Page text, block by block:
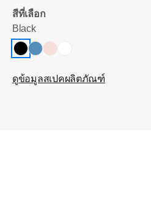
สีที่เลือก
Black
ดูข้อมูลสเปคผลิตภัณฑ์